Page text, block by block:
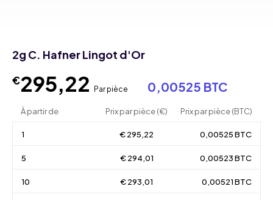
2g C. Hafner Lingot d'Or
€295,22 Par pièce 0,00525 BTC
À partir de Prix par pièce (€) Prix par pièce (BTC)
1 € 295,22 0,00525 BTC
5 € 294,01 0,00523 BTC
10 € 293,01 0,00521 BTC